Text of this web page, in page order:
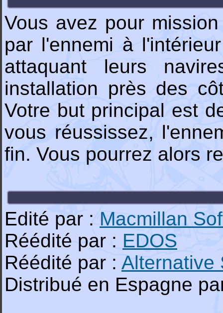
Vous avez pour
par l'ennemi à
attaquant leurs
installation près des
Votre but principal est
vous réussissez,
fin. Vous pourrez alors
Edité par : Macmillan
Réédité par : EDOS
Réédité par : Alternative
Distribué en Espagne